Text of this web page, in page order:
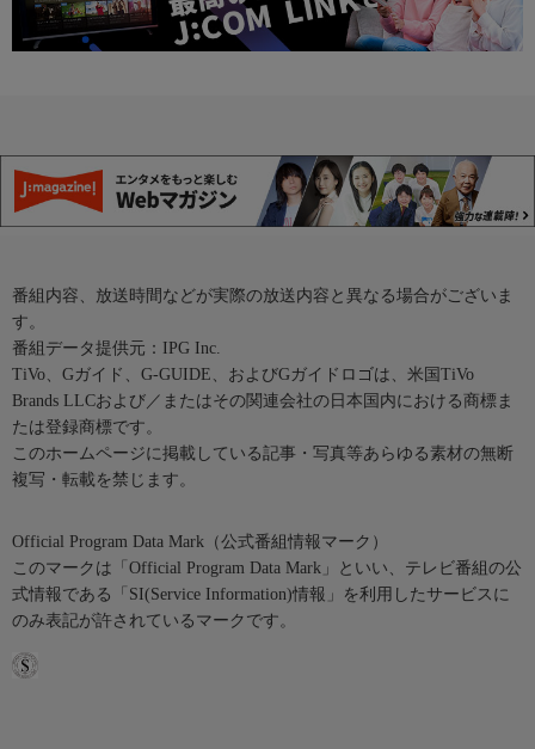
番組内容、放送時間などが実際の放送内容と異なる場合がございま
す。
番組データ提供元：IPG Inc.
TiVo、Gガイド、G-GUIDE、およびGガイドロゴは、米国TiVo
Brands LLCおよび／またはその関連会社の日本国内における商標ま
たは登録商標です。
このホームページに掲載している記事・写真等あらゆる素材の無断
複写・転載を禁じます。
Official Program Data Mark（公式番組情報マーク）
このマークは「Official Program Data Mark」といい、テレビ番組の公
式情報である「SI(Service Information)情報」を利用したサービスに
のみ表記が許されているマークです。